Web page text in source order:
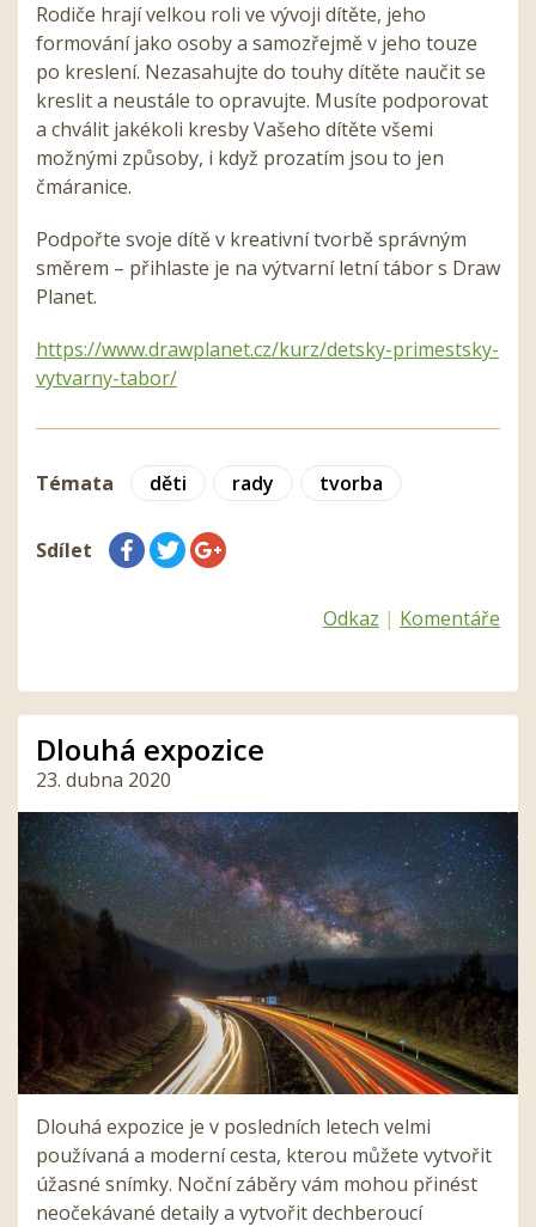
Rodiče hrají velkou roli ve vývoji dítěte, jeho
formování jako osoby a samozřejmě v jeho touze
po kreslení. Nezasahujte do touhy dítěte naučit se
kreslit a neustále to opravujte. Musíte podporovat
a chválit jakékoli kresby Vašeho dítěte všemi
možnými způsoby, i když prozatím jsou to jen
čmáranice.
Podpořte svoje dítě v kreativní tvorbě správným
směrem – přihlaste je na výtvarní letní tábor s Draw
Planet.
https://www.drawplanet.cz/kurz/detsky-primestsky-
vytvarny-tabor/
Témata děti rady tvorba
Sdílet
Odkaz | Komentáře
Dlouhá expozice
23. dubna 2020
Dlouhá expozice je v posledních letech velmi
používaná a moderní cesta, kterou můžete vytvořit
úžasné snímky. Noční záběry vám mohou přinést
neočekávané detaily a vytvořit dechberoucí